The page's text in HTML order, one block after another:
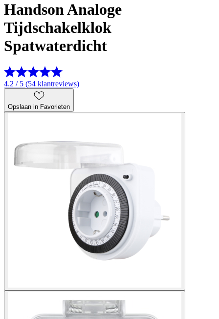
Handson Analoge
Tijdschakelklok
Spatwaterdicht
4.2 / 5 (54 klantreviews)
Opslaan in Favorieten